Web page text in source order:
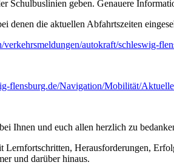
Schulbuslinien geben. Genauere
die aktuellen Abfahrtszeiten
autokraft/schleswig-
flensburg.de/Navigation/Mobilität/
Ihnen und euch allen herzlich zu
Herausforderungen,
und darüber hinaus.